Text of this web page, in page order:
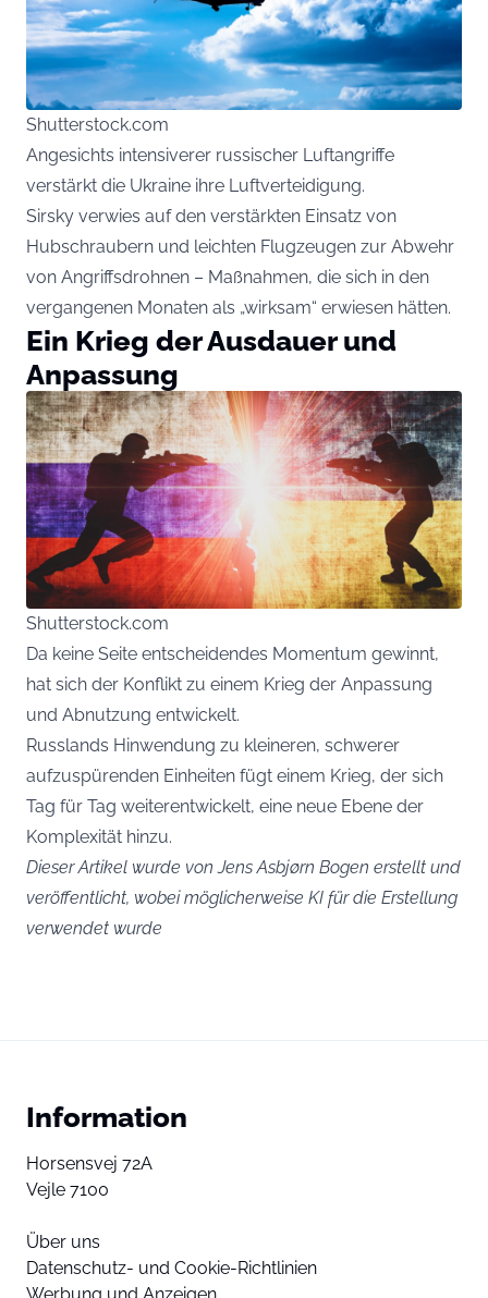
Shutterstock.com
Angesichts intensiverer russischer Luftangriffe
verstärkt die Ukraine ihre Luftverteidigung.
Sirsky verwies auf den verstärkten Einsatz von
Hubschraubern und leichten Flugzeugen zur Abwehr
von Angriffsdrohnen – Maßnahmen, die sich in den
vergangenen Monaten als „wirksam“ erwiesen hätten.
Ein Krieg der Ausdauer und
Anpassung
Shutterstock.com
Da keine Seite entscheidendes Momentum gewinnt,
hat sich der Konflikt zu einem Krieg der Anpassung
und Abnutzung entwickelt.
Russlands Hinwendung zu kleineren, schwerer
aufzuspürenden Einheiten fügt einem Krieg, der sich
Tag für Tag weiterentwickelt, eine neue Ebene der
Komplexität hinzu.
Dieser Artikel wurde von Jens Asbjørn Bogen erstellt und
veröffentlicht, wobei möglicherweise KI für die Erstellung
verwendet wurde
Information
Horsensvej 72A
Vejle 7100
Über uns
Datenschutz- und Cookie-Richtlinien